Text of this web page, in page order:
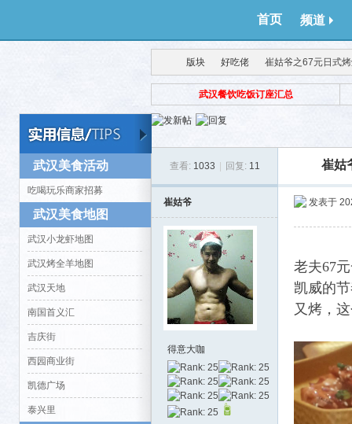
首页 频道
得意 ›
版块
›
好吃佬 崔姑爷之67元日式
武汉餐饮吃饭订座汇总
武汉美食活动
吃喝玩乐商家招募
武汉美食地图
武汉小龙虾地图
武汉烤全羊地图
武汉天地
南国首义汇
吉庆街
西园商业街
凯德广场
泰兴里
查看: 1033 回复: 11 崔姑
崔姑爷
得意大咖
发表于
老夫67
凯威的
又烤，